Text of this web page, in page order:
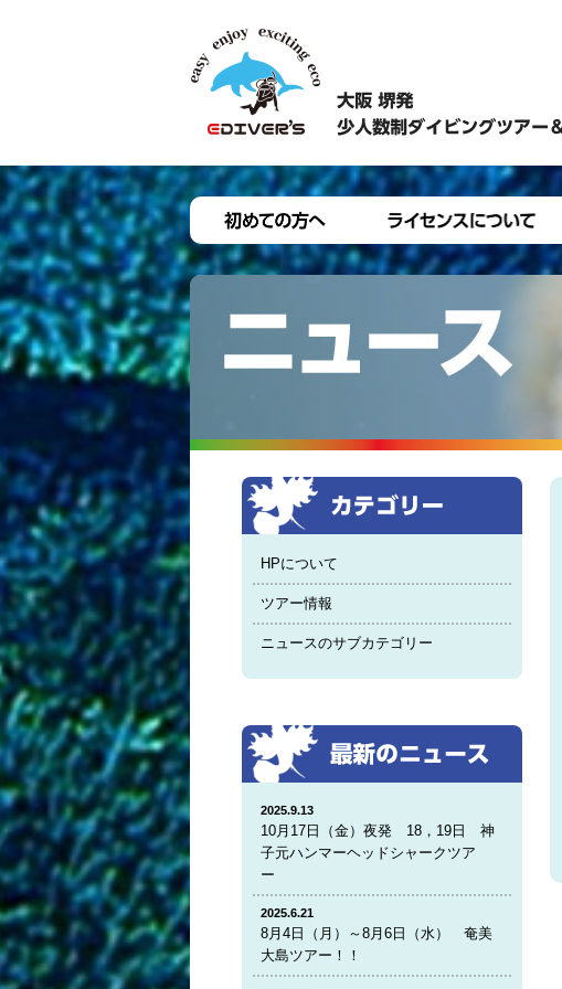
HPについて
ツアー情報
ニュースのサブカテゴリー
2025.9.13
10月17日（金）夜発 18，19日 神
子元ハンマーヘッドシャークツア
ー
2025.6.21
8月4日（月）～8月6日（水） 奄美
大島ツアー！！